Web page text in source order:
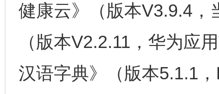
健康云》（版本V3.9.4，
（版本V2.2.11，华为应
汉语字典》（版本5.1.1